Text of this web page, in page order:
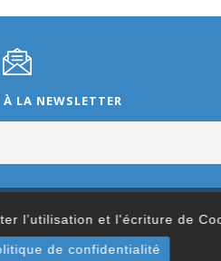
l’utilisation et l'écriture de
de confidentialité
LA NEWSLETTER